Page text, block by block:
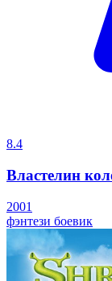
8.4
Властелин
2001
фэнтези боевик